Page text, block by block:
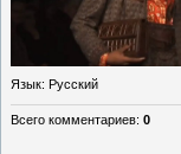
Язык: Русский
Всего комментариев: 0